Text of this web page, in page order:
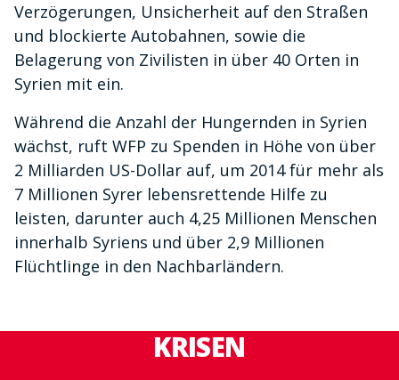
Verzögerungen, Unsicherheit auf den Straßen
und blockierte Autobahnen, sowie die
Belagerung von Zivilisten in über 40 Orten in
Syrien mit ein.
Während die Anzahl der Hungernden in Syrien
wächst, ruft WFP zu Spenden in Höhe von über
2 Milliarden US-Dollar auf, um 2014 für mehr als
7 Millionen Syrer lebensrettende Hilfe zu
leisten, darunter auch 4,25 Millionen Menschen
innerhalb Syriens und über 2,9 Millionen
Flüchtlinge in den Nachbarländern.
KRISEN